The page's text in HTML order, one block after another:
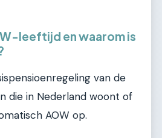
leeftijd en waarom is
van de
die in Nederland woont of
AOW op.